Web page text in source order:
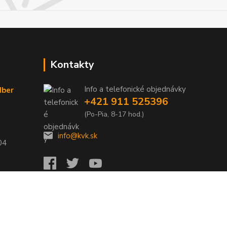
Kontakty
Info a telefonické objednávky
+421 911 525396
(Po-Pia, 8-17 hod.)
info@kvk.sk